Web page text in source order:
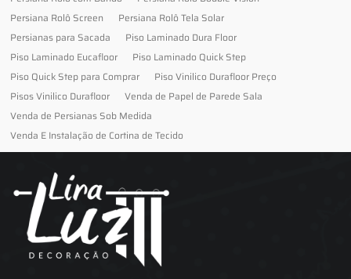
Persiana Rolô Screen
Persiana Rolô Tela Solar
Persianas para Sacada
Piso Laminado Dura Floor
Piso Laminado Eucafloor
Piso Laminado Quick Step
Piso Quick Step para Comprar
Piso Vinilico Durafloor Preço
Pisos Vinilico Durafloor
Venda de Papel de Parede Sala
Venda de Persianas Sob Medida
Venda E Instalação de Cortina de Tecido